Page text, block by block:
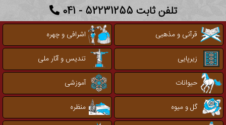
تلفن ثابت 52231255 - 041
قرآنی و مذهبی
اشرافی و چهره
زیرپایی
تندیس و آثار ملی
حیوانات
آموزشی
گل و میوه
منظره